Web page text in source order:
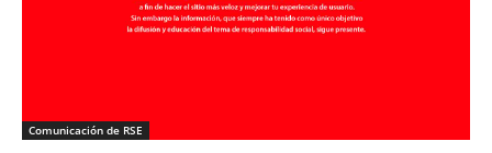
Comunicación de RSE